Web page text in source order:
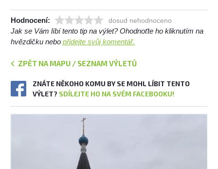
Hodnocení: dosud nehodnoceno
Jak se Vám líbí tento tip na výlet? Ohodnoťte ho kliknutím na
hvězdičku nebopřidejte svůj komentář.
ZPĚT NA MAPU / SEZNAM VÝLETŮ
ZNÁTE NĚKOHO KOMU BY SE MOHL LÍBIT TENTO
VÝLET? SDÍLEJTE HO NA SVÉM FACEBOOKU!